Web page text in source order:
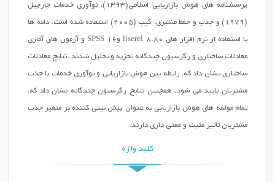
پرسشنامه های هوش بازاریابی اسلامی(1393)، نوآوری خدمات چارچیل
(1979) و جذب و حفظ مشتری، گیب (2005) استفاده شده است. داده ها
با استفاده از نرم افزار های liserel 8.80 و16 SPSS و آزمون های آماری
معادلات ساختاری و رگرسیون چندگانه تجزیه و تحلیل شدند. نتایج معادلات
ساختاری نشان داد که، رابطه بین هوش بازاریابی و نوآوری خدمات با جذب
مشتریان تایید می شود. همچنین نتایج رگرسیون چندگانه نشان داد که،
تمام مولفه های هوش بازاریابی به عنوان پیش بینی کننده بر متغیر جذب
مشتریان تاثیر مثبت و معنی داری دارند.
کلید واژه